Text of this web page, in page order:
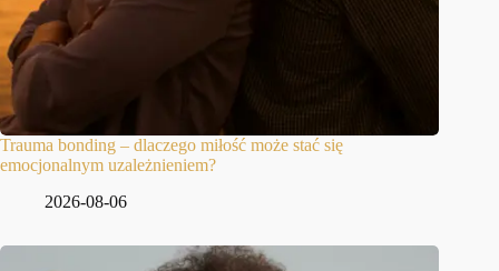
Trauma bonding – dlaczego miłość może stać się
emocjonalnym uzależnieniem?
2026-08-06